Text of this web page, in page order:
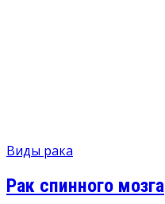
Виды рака
Рак спинного мозга